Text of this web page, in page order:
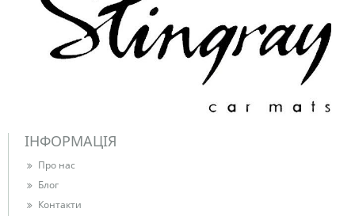
ІНФОРМАЦІЯ
Про нас
Блог
Контакти